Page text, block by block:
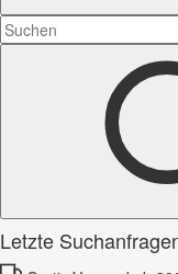
Letzte